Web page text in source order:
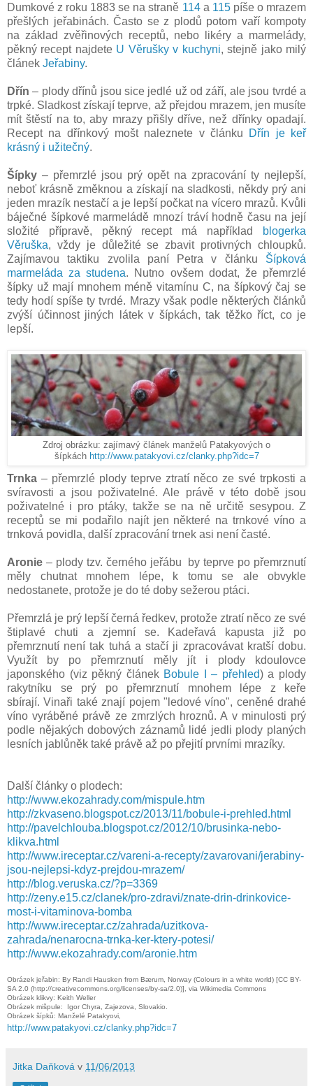
Dumkové z roku 1883 se na straně 114a 115píše o mrazem
přešlých jeřabinách. Často se z plodů potom vaří kompoty
na základ zvěřinových receptů, nebo likéry a marmelády,
pěkný recept najdete U Věrušky v kuchyni, stejně jako milý
článek Jeřabiny.
Dřín – plody dřínů jsou sice jedlé už od září, ale jsou tvrdé a
trpké. Sladkost získají teprve, až přejdou mrazem, jen musíte
mít štěstí na to, aby mrazy přišly dříve, než dřínky opadají.
Recept na dřínkový mošt naleznete v článku Dřín je keř
krásný i užitečný.
Šípky – přemrzlé jsou prý opět na zpracování ty nejlepší,
neboť krásně změknou a získají na sladkosti, někdy prý ani
jeden mrazík nestačí a je lepší počkat na vícero mrazů. Kvůli
báječné šípkové marmeládě mnozí tráví hodně času na její
složité přípravě, pěkný recept má například
blogerka
Věruška, vždy je důležité se zbavit protivných chloupků.
Zajímavou taktiku zvolila paní Petra v článku Šípková
marmeláda za studena. Nutno ovšem dodat, že přemrzlé
šípky už mají mnohem méně vitamínu C, na šípkový čaj se
tedy hodí spíše ty tvrdé. Mrazy však podle některých článků
zvýší účinnost jiných látek v šípkách, tak těžko říct, co je
lepší.
Zdroj obrázku: zajímavý článek manželů Patakyových o
šípkách http://www.patakyovi.cz/clanky.php?idc=7
Trnka – přemrzlé plody teprve ztratí něco ze své trpkosti a
svíravosti a jsou poživatelné. Ale právě v této době jsou
poživatelné i pro ptáky, takže se na ně určitě sesypou. Z
receptů se mi podařilo najít jen některé na trnkové víno a
trnková povidla, další zpracování trnek asi není časté.
Aronie – plody tzv. černého jeřábu by teprve po přemrznutí
měly chutnat mnohem lépe, k tomu se ale obvykle
nedostanete, protože je do té doby sežerou ptáci.
Přemrzlá je prý lepší černá ředkev, protože ztratí něco ze své
štiplavé chuti a zjemní se. Kadeřavá kapusta již po
přemrznutí není tak tuhá a stačí ji zpracovávat kratší dobu.
Využít by po přemrznutí měly jít i plody kdoulovce
japonského (viz pěkný článek Bobule I – přehled) a plody
rakytníku se prý po přemrznutí mnohem lépe z keře
sbírají. Vinaři také znají pojem "ledové víno", ceněné drahé
víno vyráběné právě ze zmrzlých hroznů. A v minulosti prý
podle nějakých dobových záznamů lidé jedli plody planých
lesních jablůněk také právě až po přejití prvními mrazíky.
Další články o plodech:
http://www.ekozahrady.com/mispule.htm
http://zkvaseno.blogspot.cz/2013/11/bobule-i-prehled.html
http://pavelchlouba.blogspot.cz/2012/10/brusinka-nebo-
klikva.html
http://www.ireceptar.cz/vareni-a-recepty/zavarovani/jerabiny-
jsou-nejlepsi-kdyz-prejdou-mrazem/
http://blog.veruska.cz/?p=3369
http://zeny.e15.cz/clanek/pro-zdravi/znate-drin-drinkovice-
most-i-vitaminova-bomba
http://www.ireceptar.cz/zahrada/uzitkova-
zahrada/nenarocna-trnka-ker-ktery-potesi/
http://www.ekozahrady.com/aronie.htm
Obrázek jeřabin: By Randi Hausken from Bærum, Norway (Colours in a white world) [CC BY-
SA 2.0 (http://creativecommons.org/licenses/by-sa/2.0)], via Wikimedia Commons
Obrázek klikvy: Keith Weller
Obrázek mišpule: Igor Chyra, Zajezova, Slovakio.
Obrázek šípků: Manželé Patakyovi,
http://www.patakyovi.cz/clanky.php?idc=7
Jitka Daňková v 11/06/2013